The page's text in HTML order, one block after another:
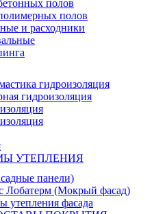
полов
полов
и расходники
гидроизоляция
гидроизоляция
УТЕПЛЕНИЯ
панели)
(Мокрый фасад)
утепления фасада